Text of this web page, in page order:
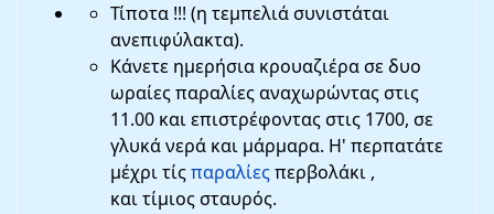
Τίποτα !!! (η τεμπελιά συνιστάται
ανεπιφύλακτα).
Κάνετε ημερήσια κρουαζιέρα σε δυο
ωραίες παραλίες αναχωρώντας στις
11.00 και επιστρέφοντας στις 1700, σε
γλυκά νερά και μάρμαρα. Η' περπατάτε
μέχρι τίςπαραλίεςπερβολάκι ,
και τίμιος σταυρός.